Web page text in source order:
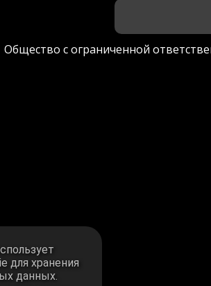
Общество с ограниченной
для хранения
данных.